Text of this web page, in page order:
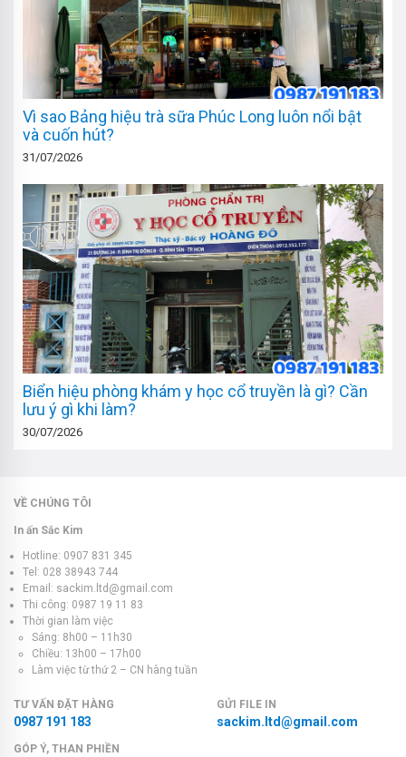
Vì sao Bảng hiệu trà sữa Phúc Long luôn nổi bật
và cuốn hút?
31/07/2026
Biển hiệu phòng khám y học cổ truyền là gì? Cần
lưu ý gì khi làm?
30/07/2026
VỀ CHÚNG TÔI
In ấn Sắc Kim
Hotline: 0907 831 345
Tel: 028 38943 744
Email: sackim.ltd@gmail.com
Thi công: 0987 19 11 83
Thời gian làm việc
Sáng: 8h00 – 11h30
Chiều: 13h00 – 17h00
Làm việc từ thứ 2 – CN hàng tuần
TƯ VẤN ĐẶT HÀNG
0987 191 183
GỬI FILE IN
sackim.ltd@gmail.com
GÓP Ý, THAN PHIỀN